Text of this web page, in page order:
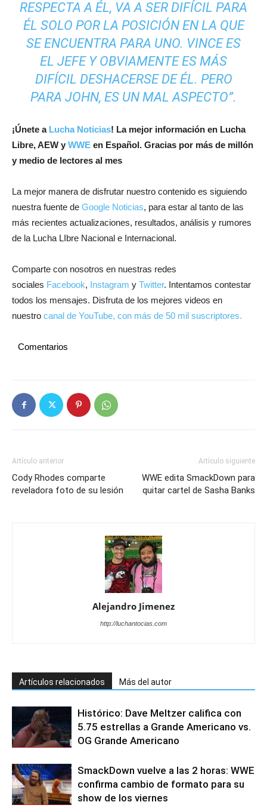
RESPECTA A ÉL, VA A SER DIFÍCIL PARA
ÉL SOLO POR LA POSICIÓN EN LA QUE
SE ENCUENTRA PARA UNO. VINCE ES
EL JEFE Y OBVIAMENTE ES MÁS
DIFÍCIL DESHACERSE DE ÉL. PERO
PARA JOHN, ES UN MAL ASPECTO”.
¡Únete a Lucha Noticias! La mejor información en Lucha
Libre, AEW y WWE en Español. Gracias por más de millón
y medio de lectores al mes
La mejor manera de disfrutar nuestro contenido es siguiendo
nuestra fuente de Google Noticias, para estar al tanto de las
más recientes actualizaciones, resultados, análisis y rumores
de la Lucha LIbre Nacional e Internacional.
Comparte con nosotros en nuestras redes
sociales Facebook, Instagram y Twitter. Intentamos contestar
todos los mensajes. Disfruta de los mejores videos en
nuestro canal de YouTube, con más de 50 mil suscriptores.
Comentarios
Artículo anterior
Cody Rhodes comparte
reveladora foto de su lesión
Artículo siguiente
WWE edita SmackDown para
quitar cartel de Sasha Banks
Alejandro Jimenez
http://luchantocias.com
Artículos relacionados Más del autor
Histórico: Dave Meltzer califica con
5.75 estrellas a Grande Americano vs.
OG Grande Americano
SmackDown vuelve a las 2 horas: WWE
confirma cambio de formato para su
show de los viernes